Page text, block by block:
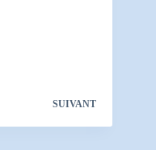
SUIVANT